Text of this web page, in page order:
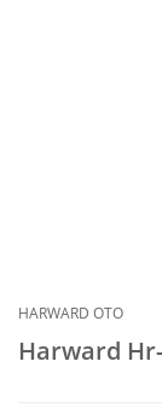
HARWARD OTO
Harward